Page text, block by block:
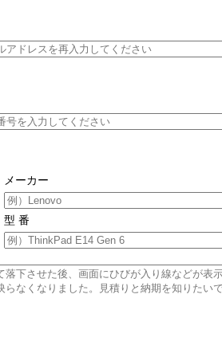
メーカー
型 番